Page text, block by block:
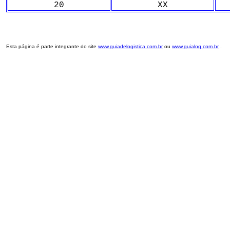
20
XX
Esta página é parte integrante do site www.guiadelogistica.com.brou www.guialog.com.br.